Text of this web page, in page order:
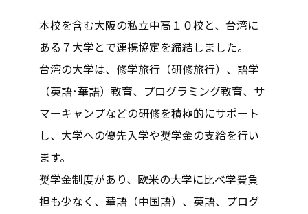
本校を含む大阪の私立中高１０校と、台湾に
ある７大学とで連携協定を締結しました。
台湾の大学は、修学旅行（研修旅行）、語学
（英語･華語）教育、プログラミング教育、サ
マーキャンプなどの研修を積極的にサポート
し、大学への優先入学や奨学金の支給を行い
ます。
奨学金制度があり、欧米の大学に比べ学費負
担も少なく、華語（中国語）、英語、プログ